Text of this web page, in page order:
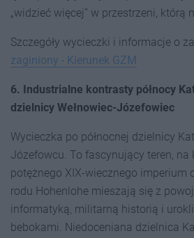
„widzieć więcej” w przestrzeni, którą
Szczegóły wycieczki i informacje o
zaginiony - Kierunek GZM
6. Industrialne kontrasty północy
dzielnicy Wełnowiec-Józefowiec
Wycieczka po północnej dzielnicy
Józefowcu. To fascynujący teren, na
potężnego XIX-wiecznego imperium
rodu Hohenlohe mieszają się z
informatyką, militarną historią i
bebokami. Niedoceniana dzielnica